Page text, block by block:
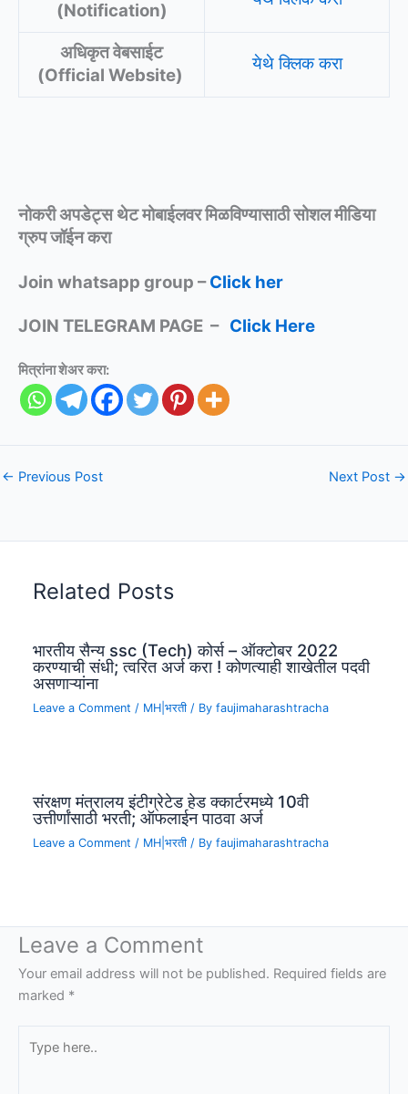
(Notification)
अधिकृत वेबसाईट
(Official Website)
येथे क्लिक करा
नोकरी अपडेट्स थेट मोबाईलवर मिळविण्यासाठीसोशल मीडिया
ग्रुप जॉईन करा
Join whatsapp group –Click her
JOIN TELEGRAM PAGE – Click Here
मित्रांना शेअर करा:
← Previous Post Next Post →
Related Posts
भारतीय सैन्य ssc (Tech) कोर्स – ऑक्टोबर 2022
करण्याची संधी; त्वरित अर्ज करा ! कोणत्याही शाखेतील पदवी
असणाऱ्यांना
Leave a Comment / MH|भरती / Byfaujimaharashtracha
संरक्षण मंत्रालय इंटीग्रेटेड हेड क्कार्टरमध्ये 10वी
उत्तीर्णांसाठी भरती; ऑफलाईन पाठवा अर्ज
Leave a Comment / MH|भरती / Byfaujimaharashtracha
Leave a Comment
Your email address will not be published. Required fields are
marked *
here..